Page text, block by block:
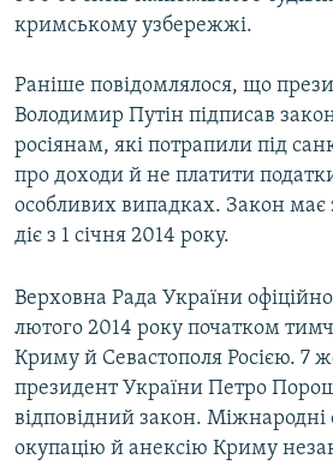
кримському узбережжі.
Раніше повідомлялося, що
Володимир Путін підписав
росіянам, які потрапили під
про доходи й не платити податки
особливих випадках. Закон має
діє з 1 січня 2014 року.
Верховна Рада України
лютого 2014 року початком
Криму й Севастополя Росією. 7
президент України Петро
відповідний закон. Міжнародні
окупацію й анексію Криму